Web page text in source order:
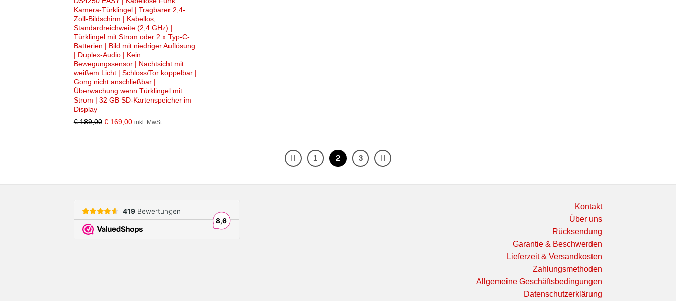
Kamera-Türklingel | Tragbarer 2,4-
Zoll-Bildschirm | Kabellos,
Standardreichweite (2,4 GHz) |
Türklingel mit Strom oder 2 x Typ-C-
Batterien | Bild mit niedriger Auflösung
| Duplex-Audio | Kein
Bewegungssensor | Nachtsicht mit
weißem Licht | Schloss/Tor koppelbar |
Gong nicht anschließbar |
Überwachung wenn Türklingel mit
Strom | 32 GB SD-Kartenspeicher im
Display
€189,00 Ursprünglicher
€169,00Aktueller
inkl. MwSt.
1 2 3
Kontakt
Über uns
Rücksendung
Garantie & Beschwerden
Lieferzeit & Versandkosten
Zahlungsmethoden
Allgemeine Geschäftsbedingungen
Datenschutzerklärung